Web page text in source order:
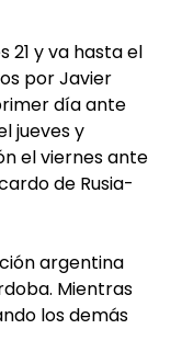
21 y va hasta el
por Javier
día ante
jueves y
el viernes ante
de Rusia-
argentina
Mientras
los demás